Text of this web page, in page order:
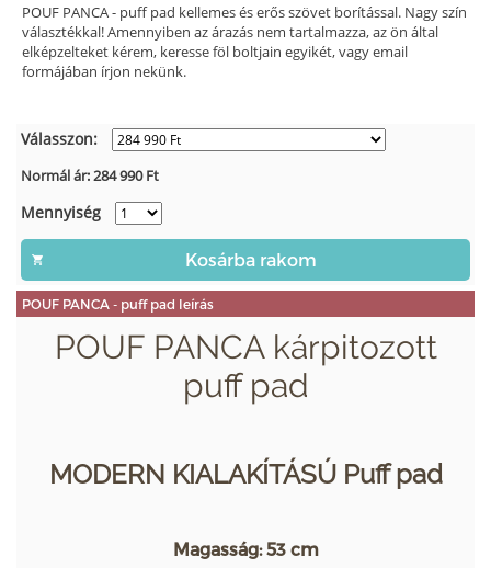
POUF PANCA - puff pad kellemes és erős szövet borítással. Nagy szín
választékkal! Amennyiben az árazás nem tartalmazza, az ön által
elképzelteket kérem, keresse föl boltjain egyikét, vagy email
formájában írjon nekünk.
Válasszon:
Normál ár:284 990Ft
Mennyiség
POUF PANCA - puff pad leírás
POUF PANCA kárpitozott
puff pad
MODERN KIALAKÍTÁSÚ Puff pad
Magasság: 53 cm